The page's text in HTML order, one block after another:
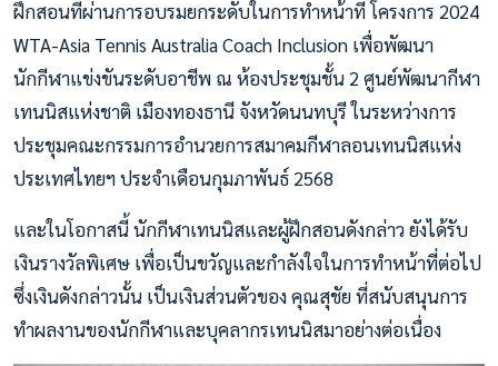
ฝึกสอนที่ผ่านการอบรมยกระดับในการทำหน้าที่ โครงการ 2024
WTA-Asia Tennis Australia Coach Inclusion เพื่อพัฒนา
นักกีฬาแข่งขันระดับอาชีพ ณ ห้องประชุมชั้น 2 ศูนย์พัฒนากีฬา
เทนนิสแห่งชาติ เมืองทองธานี จังหวัดนนทบุรี ในระหว่างการ
ประชุมคณะกรรมการอำนวยการสมาคมกีฬาลอนเทนนิสแห่ง
ประเทศไทยฯ ประจำเดือนกุมภาพันธ์ 2568
และในโอกาสนี้ นักกีฬาเทนนิสและผู้ฝึกสอนดังกล่าว ยังได้รับ
เงินรางวัลพิเศษ เพื่อเป็นขวัญและกำลังใจในการทำหน้าที่ต่อไป
ซึ่งเงินดังกล่าวนั้น เป็นเงินส่วนตัวของ คุณสุชัย ที่สนับสนุนการ
ทำผลงานของนักกีฬาและบุคลากรเทนนิสมาอย่างต่อเนื่อง